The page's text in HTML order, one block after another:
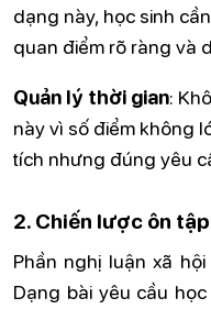
dạng này, học sinh
quan điểm rõ ràng và
Quản lý thời gian:
này vì số điểm không
tích nhưng đúng yêu
2. Chiến lược ôn
Phần nghị luận xã
Dạng bài yêu cầu